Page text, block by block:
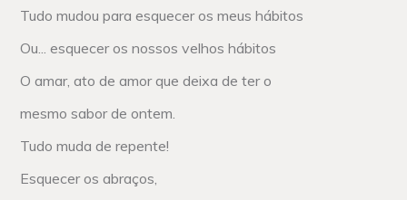
Tudo mudou para esquecer os meus hábitos
Ou... esquecer os nossos velhos hábitos
O amar, ato de amor que deixa de ter o
mesmo sabor de ontem.
Tudo muda de repente!
Esquecer os abraços,